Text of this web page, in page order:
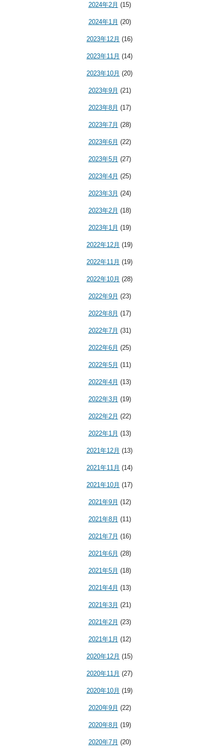
2024年2月 (15)
2024年1月 (20)
2023年12月 (16)
2023年11月 (14)
2023年10月 (20)
2023年9月 (21)
2023年8月 (17)
2023年7月 (28)
2023年6月 (22)
2023年5月 (27)
2023年4月 (25)
2023年3月 (24)
2023年2月 (18)
2023年1月 (19)
2022年12月 (19)
2022年11月 (19)
2022年10月 (28)
2022年9月 (23)
2022年8月 (17)
2022年7月 (31)
2022年6月 (25)
2022年5月 (11)
2022年4月 (13)
2022年3月 (19)
2022年2月 (22)
2022年1月 (13)
2021年12月 (13)
2021年11月 (14)
2021年10月 (17)
2021年9月 (12)
2021年8月 (11)
2021年7月 (16)
2021年6月 (28)
2021年5月 (18)
2021年4月 (13)
2021年3月 (21)
2021年2月 (23)
2021年1月 (12)
2020年12月 (15)
2020年11月 (27)
2020年10月 (19)
2020年9月 (22)
2020年8月 (19)
2020年7月 (20)